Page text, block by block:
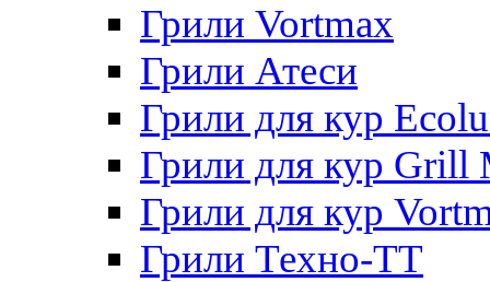
Грили Vortmax
Грили Атеси
Грили для кур
Грили для кур Grill
Грили для кур
Грили Техно-ТТ